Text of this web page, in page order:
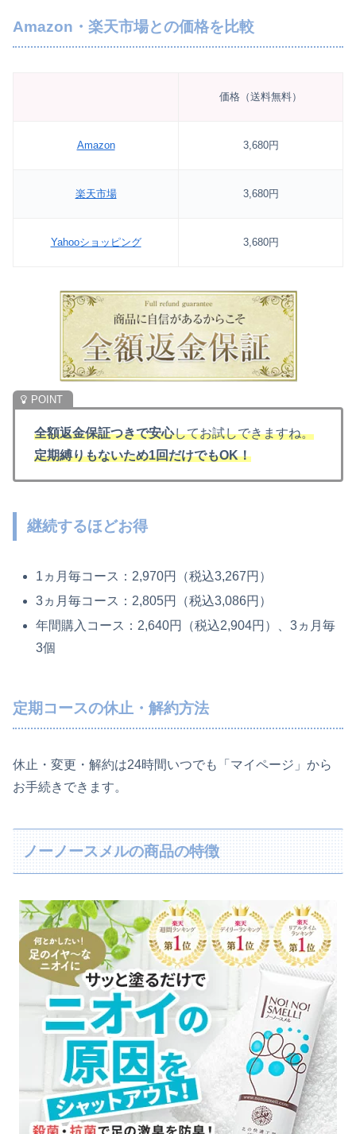
Amazon・楽天市場との価格を比較
価格（送料無料）
Amazon 3,680円
楽天市場 3,680円
Yahooショッピング 3,680円
全額返金保証つきで安心してお試しできますね。
定期縛りもないため1回だけでもOK！
継続するほどお得
1ヵ月毎コース：2,970円（税込3,267円）
3ヵ月毎コース：2,805円（税込3,086円）
年間購入コース：2,640円（税込2,904円）、3ヵ月毎
3個
定期コースの休止・解約方法
休止・変更・解約は24時間いつでも「マイページ」から
お手続きできます。
ノーノースメルの商品の特徴